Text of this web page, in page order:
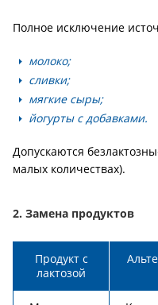
Полное исключение
молоко;
сливки;
мягкие сыры;
йогурты с добавками.
Допускаются
малых количествах).
2. Замена продуктов
Продукт с
лактозой